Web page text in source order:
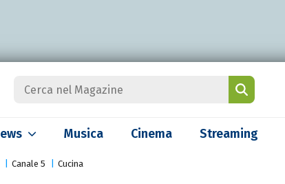
Musica Cinema Streaming
Canale 5 Cucina